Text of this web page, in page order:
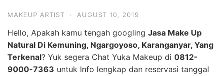
MAKEUP ARTIST · AUGUST 10, 2019
Hello, Apakah kamu tengah googling Jasa Make Up
Natural Di Kemuning, Ngargoyoso, Karanganyar, Yang
Terkenal? Yuk segera Chat Yuka Makeup di 0812-
9000-7363 untuk Info lengkap dan reservasi tanggal